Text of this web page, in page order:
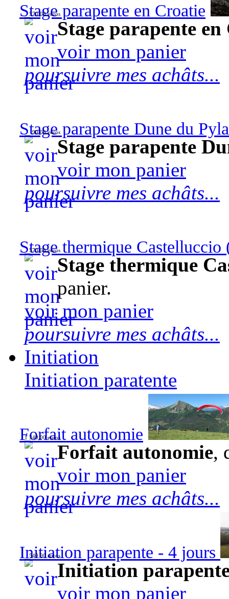
Stage parapente en Croatie
570,00 euros
Stage parapente
voir mon panier
poursuivre mes achâts...
Stage parapente Dune du
90,00 euros
Stage parapente
voir mon panier
poursuivre mes achâts...
Stage thermique Castelluccio
570,00 euros
Stage thermique
panier.
voir mon panier
poursuivre mes achâts...
Initiation
Initiation paratente
Forfait autonomie
1 340,00 euros
Forfait autonomie,
voir mon panier
poursuivre mes achâts...
Initiation parapente - 4 jours
540,00 euros
Initiation
voir mon panier